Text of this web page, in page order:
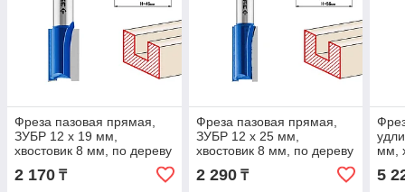
Фреза пазовая прямая,
ЗУБР 12 x 19 мм,
хвостовик 8 мм, по дереву
(28753-12-19)
2 170 ₸
Фреза пазовая прямая,
ЗУБР 12 x 25 мм,
хвостовик 8 мм, по дереву
(28753-12-25)
2 290₸
мм,
5